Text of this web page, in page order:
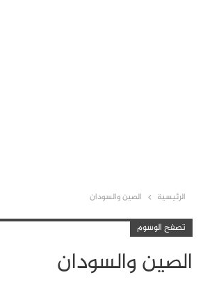
الرئيسية الصين والسودان
تصفح الوسوم
الصين والسودان